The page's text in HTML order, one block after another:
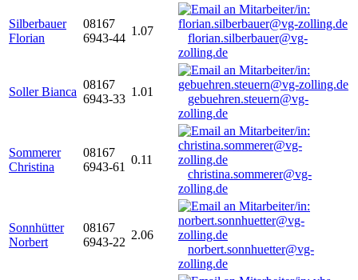
Silberbauer
Florian
08167
6943-44
1.07
florian.silberbauer@vg-
zolling.de
Soller Bianca
08167
6943-33
1.01
gebuehren.steuern@vg-
zolling.de
Sommerer
Christina
08167
6943-61
0.11
christina.sommerer@vg-
zolling.de
Sonnhütter
Norbert
08167
6943-22
2.06
norbert.sonnhuetter@vg-
zolling.de